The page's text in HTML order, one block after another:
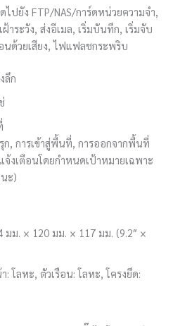
ไปยัง FTP/NAS/การ์ดหน่วยความจำ,
าระวัง, ส่งอีเมล, เริ่มบันทึก, เริ่มจับ
ด้วยเสียง, ไฟแฟลชกระพริบ
ลึก
ก, การเข้าสู่พื้นที่, การออกจากพื้นที่
จ้งเตือนโดยกำหนดเป้าหมายเฉพาะ
ะ)
มม. × 120 มม. × 117 มม. (9.2″ ×
โลหะ, ตัวเรือน: โลหะ, โครงยึด: